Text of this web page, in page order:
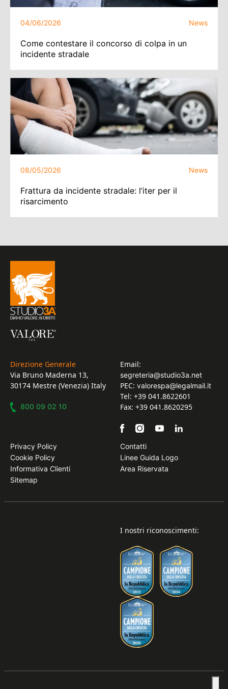
04/06/2026 News
Come contestare il concorso di colpa in un
incidente stradale
08/05/2026 News
Frattura da incidente stradale: l’iter per il
risarcimento
Direzione Generale
Via Bruno Maderna 13,
30174 Mestre (Venezia) Italy
800 09 02 10
Email:
segreteria@studio3a.net
PEC: valorespa@legalmail.it
Tel: +39 041.8622601
Fax: +39 041.8620295
Privacy Policy
Cookie Policy
Informativa Clienti
Sitemap
Contatti
Linee Guida Logo
Area Riservata
I nostri riconoscimenti: